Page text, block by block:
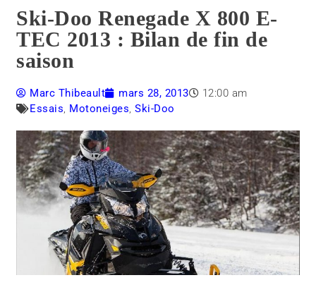
Ski-Doo Renegade X 800 E-
TEC 2013 : Bilan de fin de
saison
Marc Thibeault mars 28, 2013
12:00 am
Essais, Motoneiges,Ski-Doo